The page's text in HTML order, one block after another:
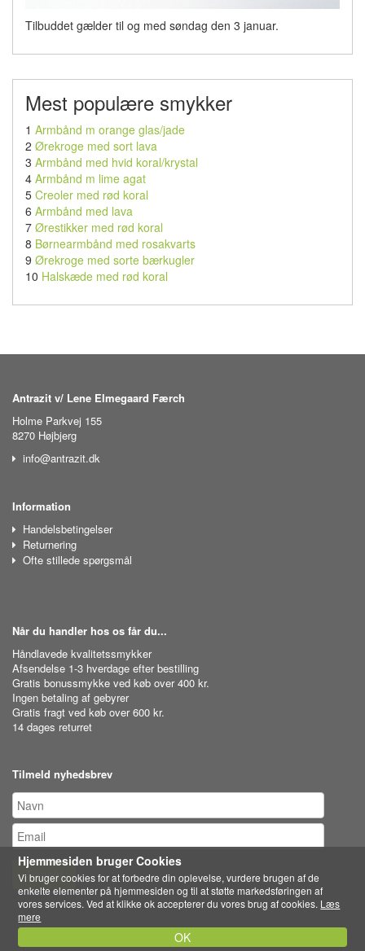
Tilbuddet gælder til og med søndag den 3 januar.
Mest populære smykker
1 Armbånd m orange glas/jade
2 Ørekroge med sort lava
3 Armbånd med hvid koral/krystal
4 Armbånd m lime agat
5 Creoler med rød koral
6 Armbånd med lava
7 Ørestikker med rød koral
8 Børnearmbånd med rosakvarts
9 Ørekroge med sorte bærkugler
10 Halskæde med rød koral
Antrazit v/ Lene Elmegaard Færch
Holme Parkvej 155
8270 Højbjerg
info@antrazit.dk
Information
Handelsbetingelser
Returnering
Ofte stillede spørgsmål
Når du handler hos os får du...
Håndlavede kvalitetssmykker
Afsendelse 1-3 hverdage efter bestilling
Gratis bonussmykke ved køb over 400 kr.
Ingen betaling af gebyrer
Gratis fragt ved køb over 600 kr.
14 dages returret
Tilmeld nyhedsbrev
Tilmeld
Hjemmesiden bruger Cookies
Vi bruger cookies for at forbedre din oplevelse, vurdere brugen af de
enkelte elementer på hjemmesiden og til at støtte markedsføringen af
vores services. Ved at klikke ok accepterer du vores brug af cookies. Læs
mere